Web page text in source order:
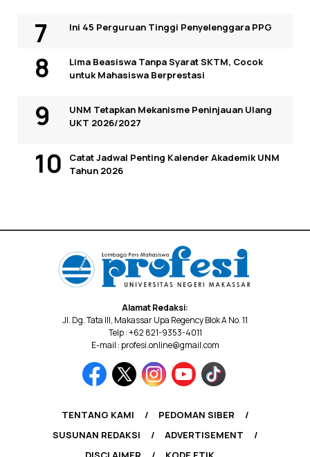
Ini 45 Perguruan Tinggi Penyelenggara PPG
Lima Beasiswa Tanpa Syarat SKTM, Cocok
untuk Mahasiswa Berprestasi
UNM Tetapkan Mekanisme Peninjauan Ulang
UKT 2026/2027
Catat Jadwal Penting Kalender Akademik UNM
Tahun 2026
Alamat Redaksi:
Jl. Dg. Tata III, Makassar Upa Regency Blok A No. 11
Telp : +62 821-9353-4011
E-mail : profesi.online@gmail.com
TENTANG KAMI
PEDOMAN SIBER
SUSUNAN REDAKSI
ADVERTISEMENT